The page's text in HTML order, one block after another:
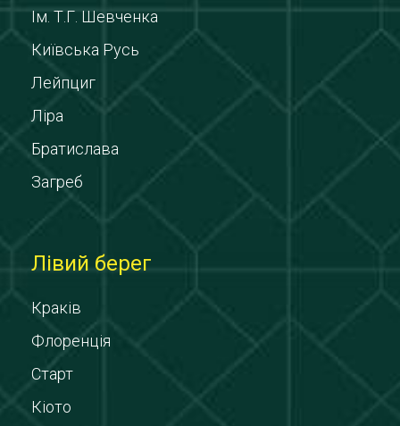
Ім. Т.Г. Шевченка
Київська Русь
Лейпциг
Ліра
Братислава
Загреб
Лівий берег
Краків
Флоренція
Старт
Кіото